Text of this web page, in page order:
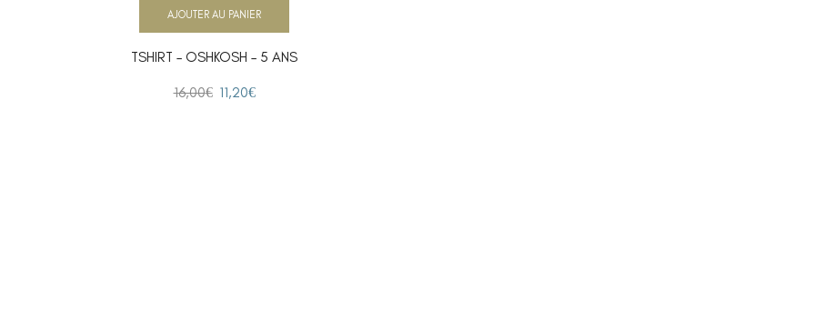
TSHIRT – OSHKOSH – 5 ANS
16,00€ 11,20€
AJOUTER AU PANIER